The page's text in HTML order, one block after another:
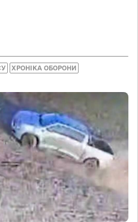
ХРОНІКА ОБОРОНИ